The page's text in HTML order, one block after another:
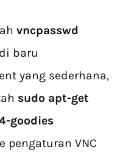
vncpasswd
baru
yang sederhana,
sudo apt-get
goodies
pengaturan VNC